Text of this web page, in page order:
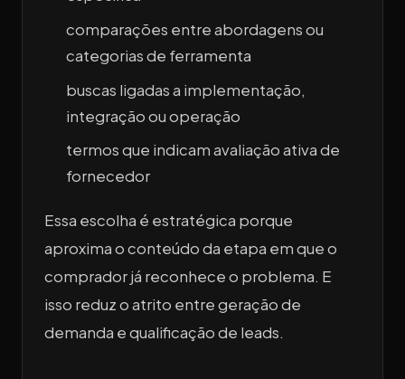
comparações entre abordagens ou
categorias de ferramenta
buscas ligadas a implementação,
integração ou operação
termos que indicam avaliação ativa de
fornecedor
Essa escolha é estratégica porque
aproxima o conteúdo da etapa em que o
comprador já reconhece o problema. E
isso reduz o atrito entre geração de
demanda e qualificação de leads.